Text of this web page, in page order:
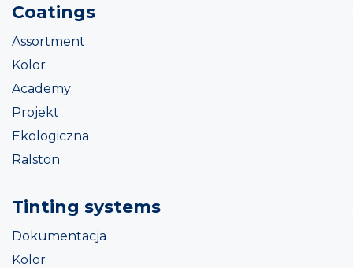
Coatings
Assortment
Kolor
Academy
Projekt
Ekologiczna
Ralston
Tinting systems
Dokumentacja
Kolor